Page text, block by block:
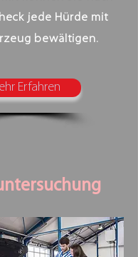
jede Hürde mit
bewältigen.
Erfahren